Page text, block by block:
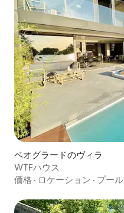
ベオグラードのヴィラ
WTFハウス
価格 · ロケーション · プール